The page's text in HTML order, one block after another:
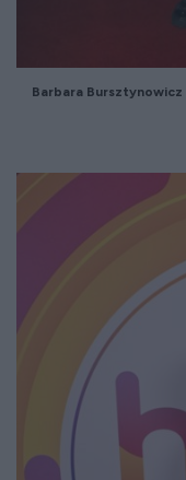
Barbara Bursztynowicz